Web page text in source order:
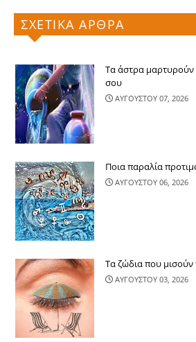
ΣΧΕΤΙΚΑ ΑΡΘΡΑ
Τα άστρα μαρτυρούν
σου
ΑΥΓΟΥΣΤΟΥ 07, 2026
Ποια παραλία
ΑΥΓΟΥΣΤΟΥ 06, 2026
Τα ζώδια που μισούν
ΑΥΓΟΥΣΤΟΥ 03, 2026